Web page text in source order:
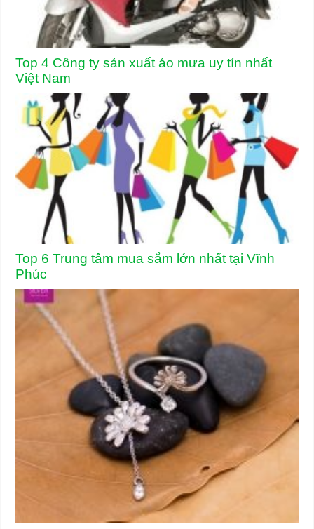
Top 4 Công ty sản xuất áo mưa uy tín nhất
Việt Nam
Top 6 Trung tâm mua sắm lớn nhất tại Vĩnh
Phúc